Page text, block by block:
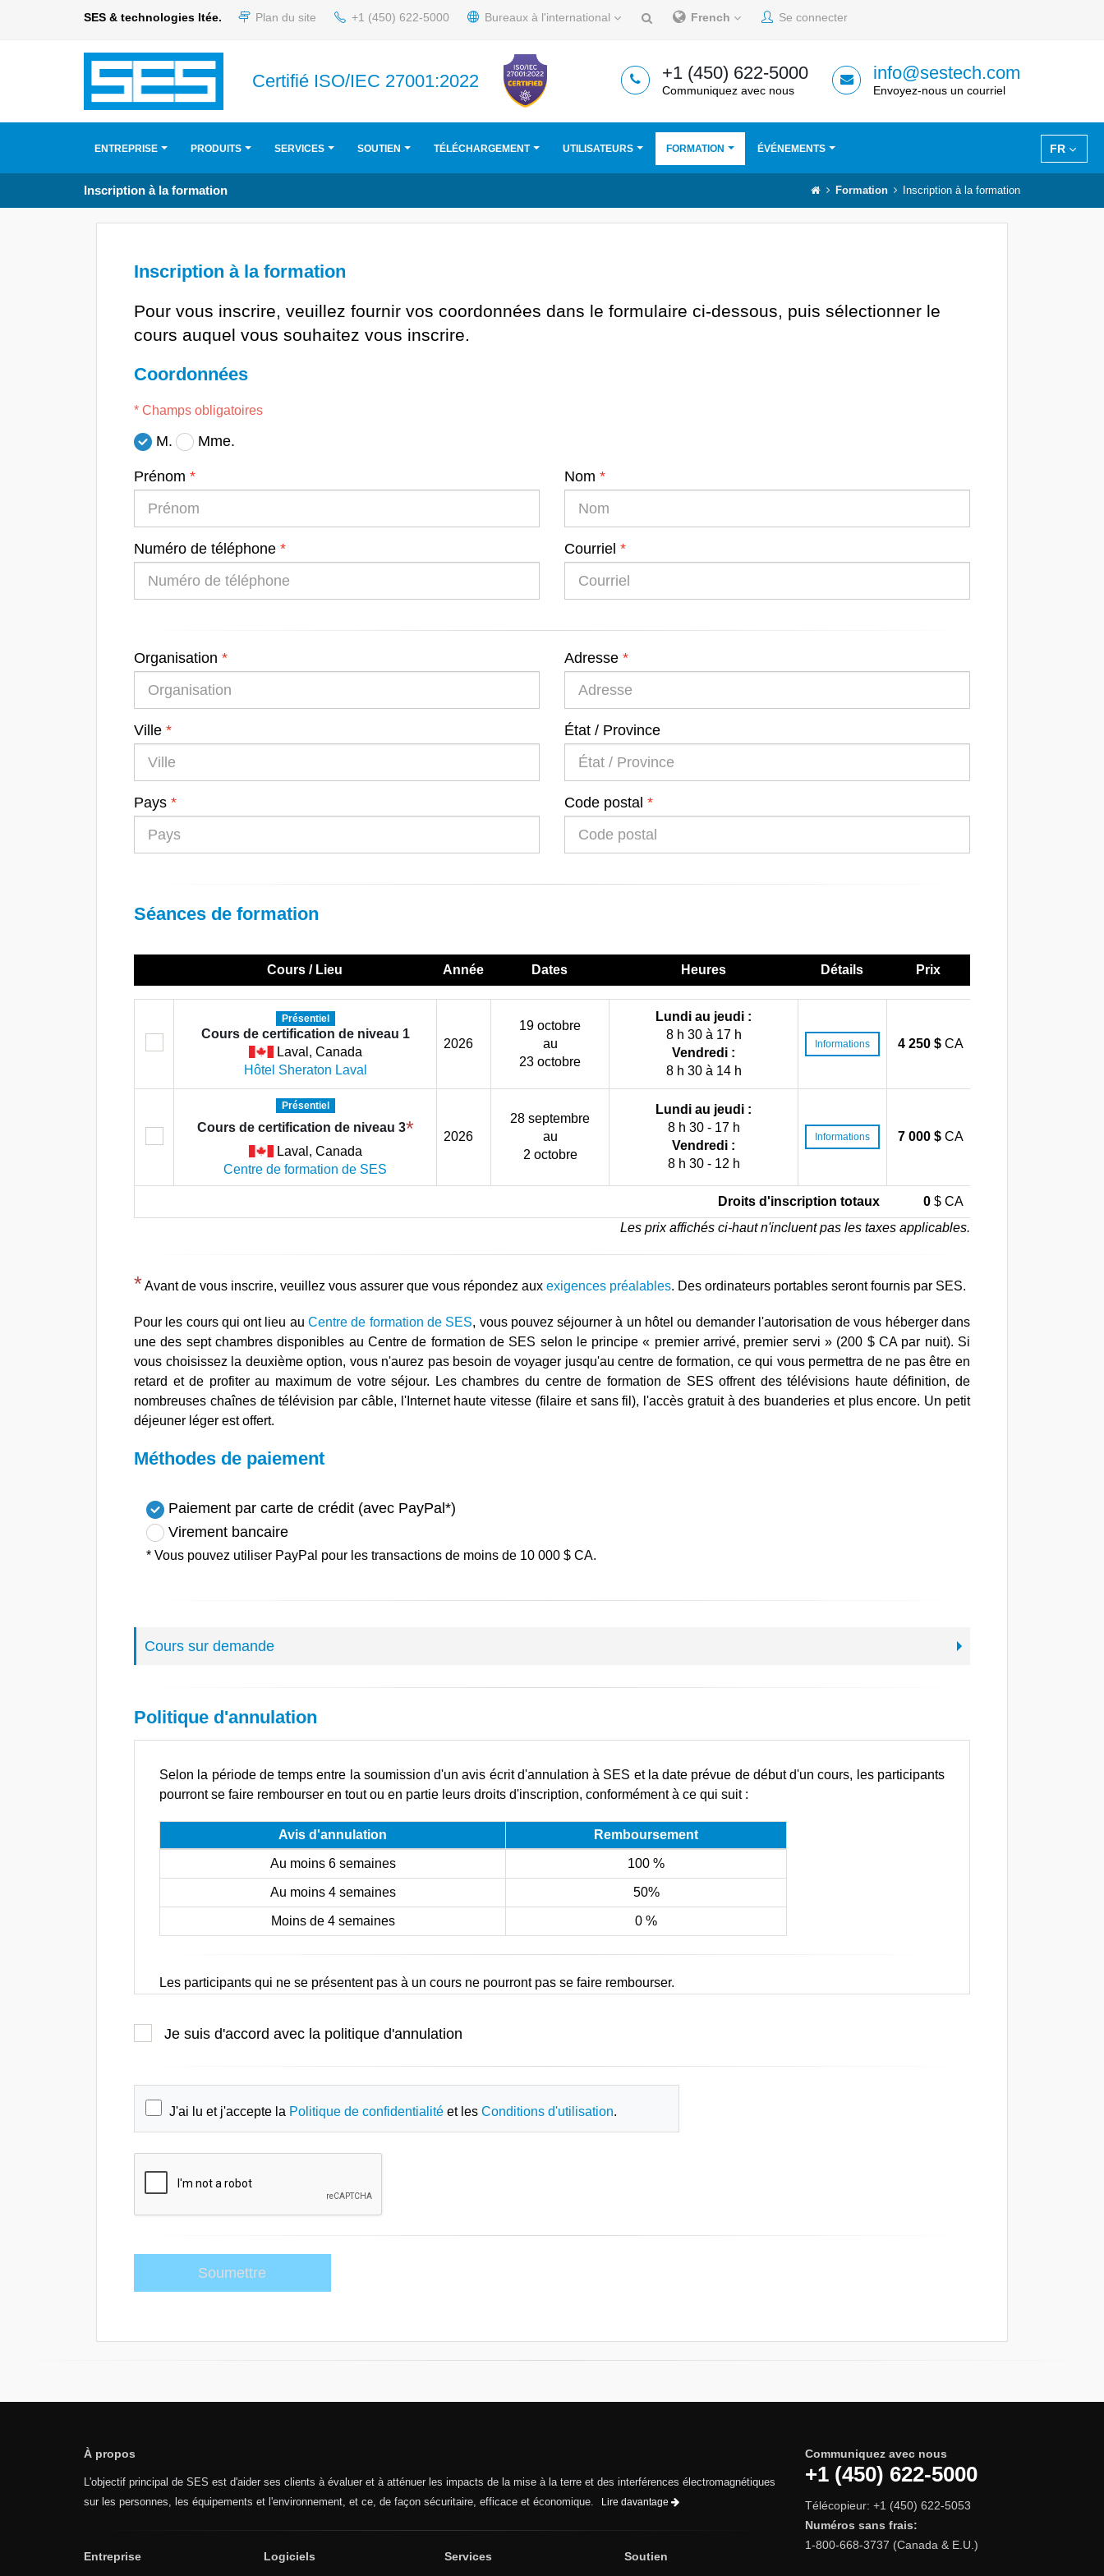
SES & technologies ltée. Plan du site +1 (450) 622-5000 Bureaux à l'international French Se connecter
Certifié ISO/IEC 27001:2022 +1 (450) 622-5000
Communiquez avec nous
info@sestech.com
Envoyez-nous un courriel
FR
ENTREPRISE PRODUITS SERVICES SOUTIEN TÉLÉCHARGEMENT UTILISATEURS FORMATION ÉVÉNEMENTS
Inscription à la formation Formation Inscription à la formation
Inscription à la formation
Pour vous inscrire, veuillez fournir vos coordonnées dans le formulaire ci-dessous, puis sélectionner le
cours auquel vous souhaitez vous inscrire.
Coordonnées
* Champs obligatoires
M. Mme.
Prénom Nom
Numéro de téléphone Courriel
Organisation Adresse
Ville État / Province
Pays Code postal
Séances de formation
Cours / Lieu Année Dates Heures Détails Prix
Présentiel
Cours de certification de niveau 1
Laval, Canada
Hôtel Sheraton Laval
2026
19 octobre
au
23 octobre
Lundi au jeudi :
8 h 30 à 17 h
Vendredi :
8 h 30 à 14 h
Informations 4 250 $ CA
Présentiel
Cours de certification de niveau 3*
Laval, Canada
Centre de formation de SES
2026
28 septembre
au
2 octobre
Lundi au jeudi :
8 h 30 - 17 h
Vendredi :
8 h 30 - 12 h
Informations 7 000 $ CA
Droits d'inscription totaux 0 $ CA
Les prix affichés ci-haut n'incluent pas les taxes applicables.
*Avant de vous inscrire, veuillez vous assurer que vous répondez aux exigences préalables. Des ordinateurs portables seront fournis par SES.
Pour les cours qui ont lieu auCentre de formation de SES, vous pouvez séjourner à un hôtel ou demander l'autorisation de vous héberger dans
une des sept chambres disponibles au Centre de formation de SES selon le principe « premier arrivé, premier servi » (200 $ CA par nuit). Si
vous choisissez la deuxième option, vous n'aurez pas besoin de voyager jusqu'au centre de formation, ce qui vous permettra de ne pas être en
retard et de profiter au maximum de votre séjour. Les chambres du centre de formation de SES offrent des télévisions haute définition, de
nombreuses chaînes de télévision par câble, l'Internet haute vitesse (filaire et sans fil), l'accès gratuit à des buanderies et plus encore. Un petit
déjeuner léger est offert.
Méthodes de paiement
Paiement par carte de crédit (avec PayPal*)
Virement bancaire
* Vous pouvez utiliser PayPal pour les transactions de moins de 10 000 $ CA.
Cours sur demande
Politique d'annulation
Selon la période de temps entre la soumission d'un avis écrit d'annulation à SES et la date prévue de début d'un cours, les participants
pourront se faire rembourser en tout ou en partie leurs droits d'inscription, conformément à ce qui suit :
Avis d'annulation Remboursement
Au moins 6 semaines 100 %
Au moins 4 semaines 50%
Moins de 4 semaines 0 %
Les participants qui ne se présentent pas à un cours ne pourront pas se faire rembourser.
Je suis d'accord avec la politique d'annulation
J'ai lu et j'accepte la Politique de confidentialité et les Conditions d'utilisation.
À propos
L'objectif principal de SES est d'aider ses clients à évaluer et à atténuer les impacts de la mise à la terre et des interférences électromagnétiques
sur les personnes, les équipements et l'environnement, et ce, de façon sécuritaire, efficace et économique.
Lire davantage
Entreprise Logiciels Services Soutien
Communiquez avec nous
+1 (450) 622-5000
Télécopieur: +1 (450) 622-5053
Numéros sans frais:
1-800-668-3737 (Canada & E.U.)